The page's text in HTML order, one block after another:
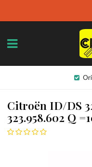
Citroën ID/DS
323.958.602 Q